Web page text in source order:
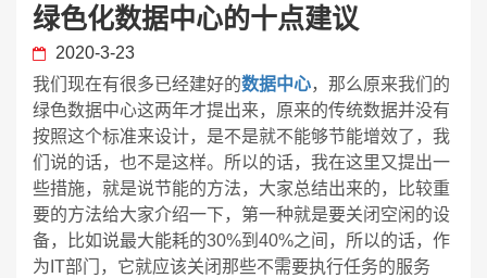
绿色化数据中心的十点建议
2020-3-23
我们现在有很多已经建好的数据中心，那么原来我们的
绿色数据中心这两年才提出来，原来的传统数据并没有
按照这个标准来设计，是不是就不能够节能增效了，我
们说的话，也不是这样。所以的话，我在这里又提出一
些措施，就是说节能的方法，大家总结出来的，比较重
要的方法给大家介绍一下，第一种就是要关闭空闲的设
备，比如说最大能耗的30%到40%之间，所以的话，作
为IT部门，它就应该关闭那些不需要执行任务的服务